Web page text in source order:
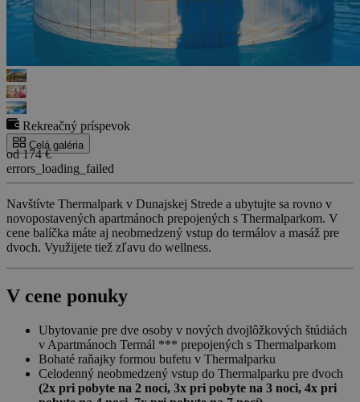
Rekreačný príspevok
Celá galéria
od 174 €
errors_loading_failed
Navštívte Thermalpark v Dunajskej Strede a ubytujte sa rovno v
novopostavených apartmánoch prepojených s Thermalparkom. V
cene balíčka máte aj neobmedzený vstup do termálov a masáž pre
dvoch. Využijete tiež zľavu do wellness.
V cene ponuky
Ubytovanie pre dve osoby v nových dvojlôžkových štúdiách
v Apartmánoch Termál *** prepojených s Thermalparkom
Bohaté raňajky formou bufetu v Thermalparku
Celodenný neobmedzený vstup do Thermalparku pre dvoch
(2x pri pobyte na 2 noci, 3x pri pobyte na 3 noci, 4x pri